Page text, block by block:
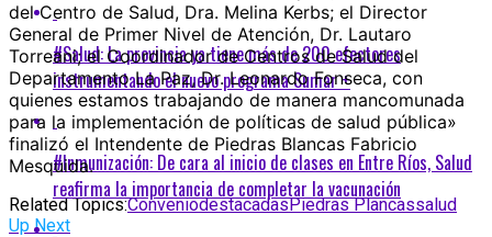
del Centro de Salud, Dra. Melina Kerbs; el Director
General de Primer Nivel de Atención, Dr. Lautaro
Torreani; el Coordinador de Centros de Salud del
Departamento La Paz, Dr. Leonardo Fonseca, con
quienes estamos trabajando de manera mancomunada
para la implementación de políticas de salud pública»
finalizó el Intendente de Piedras Blancas Fabricio
Mesquida.
Related Topics:ConveniodestacadasPiedras Plancassalud
Up Next
#Salud: La provincia ya tiene más de 200 efectores
instrumentando el nuevo programa Sumar +
#Inmunización: De cara al inicio de clases en Entre Ríos, Salud
reafirma la importancia de completar la vacunación